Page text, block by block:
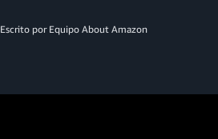
Escrito por Equipo About Amazon